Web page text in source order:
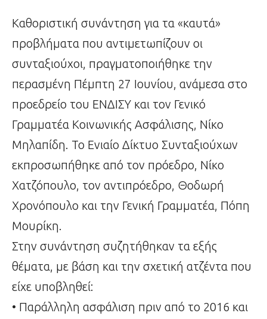
Καθοριστική συνάντηση για τα «καυτά»
προβλήματα που αντιμετωπίζουν οι
συνταξιούχοι, πραγματοποιήθηκε την
περασμένη Πέμπτη 27 Ιουνίου, ανάμεσα στο
προεδρείο του ΕΝΔΙΣΥ και τον Γενικό
Γραμματέα Κοινωνικής Ασφάλισης, Νίκο
Μηλαπίδη. Το Ενιαίο Δίκτυο Συνταξιούχων
εκπροσωπήθηκε από τον πρόεδρο, Νίκο
Χατζόπουλο, τον αντιπρόεδρο, Θοδωρή
Χρονόπουλο και την Γενική Γραμματέα, Πόπη
Μουρίκη.
Στην συνάντηση συζητήθηκαν τα εξής
θέματα, με βάση και την σχετική ατζέντα που
είχε υποβληθεί:
• Παράλληλη ασφάλιση πριν από το 2016 και